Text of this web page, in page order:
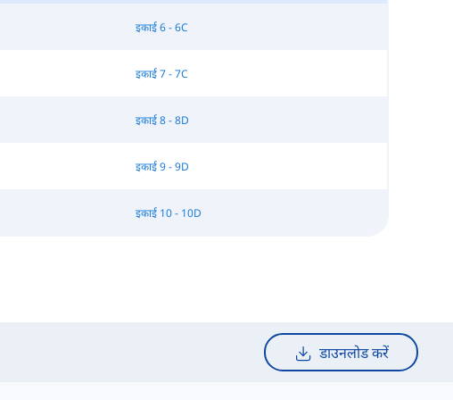
इकाई 6 - 6C
इकाई 7 - 7C
इकाई 8 - 8D
इकाई 9 - 9D
इकाई 10 - 10D
डाउनलोड करें